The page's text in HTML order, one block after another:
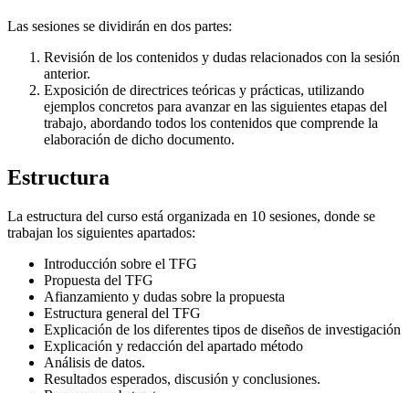
Las sesiones se dividirán en dos partes:
Revisión de los contenidos y dudas relacionados con la sesión
anterior.
Exposición de directrices teóricas y prácticas, utilizando
ejemplos concretos para avanzar en las siguientes etapas del
trabajo, abordando todos los contenidos que comprende la
elaboración de dicho documento.
Estructura
La estructura del curso está organizada en 10 sesiones, donde se
trabajan los siguientes apartados:
Introducción sobre el TFG
Propuesta del TFG
Afianzamiento y dudas sobre la propuesta
Estructura general del TFG
Explicación de los diferentes tipos de diseños de investigación
Explicación y redacción del apartado método
Análisis de datos.
Resultados esperados, discusión y conclusiones.